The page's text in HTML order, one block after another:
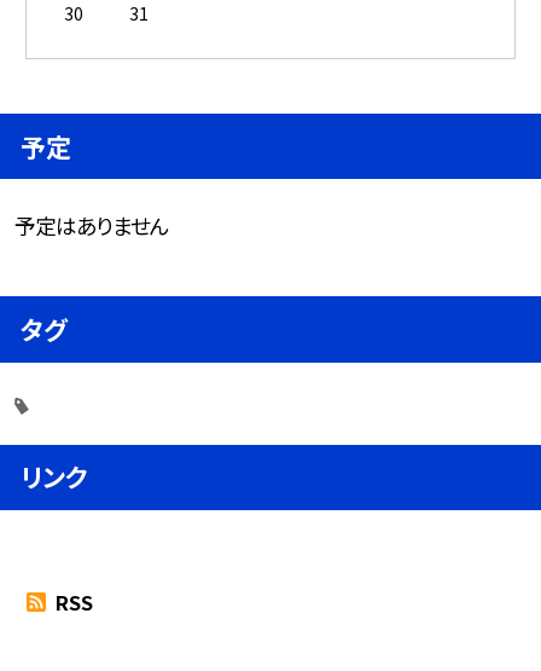
30
31
予定
予定はありません
タグ
リンク
RSS